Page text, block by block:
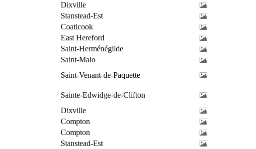
Dixville
Stanstead-Est
Coaticook
East Hereford
Saint-Herménégilde
Saint-Malo
Saint-Venant-de-Paquette
Sainte-Edwidge-de-Clifton
Dixville
Compton
Compton
Stanstead-Est